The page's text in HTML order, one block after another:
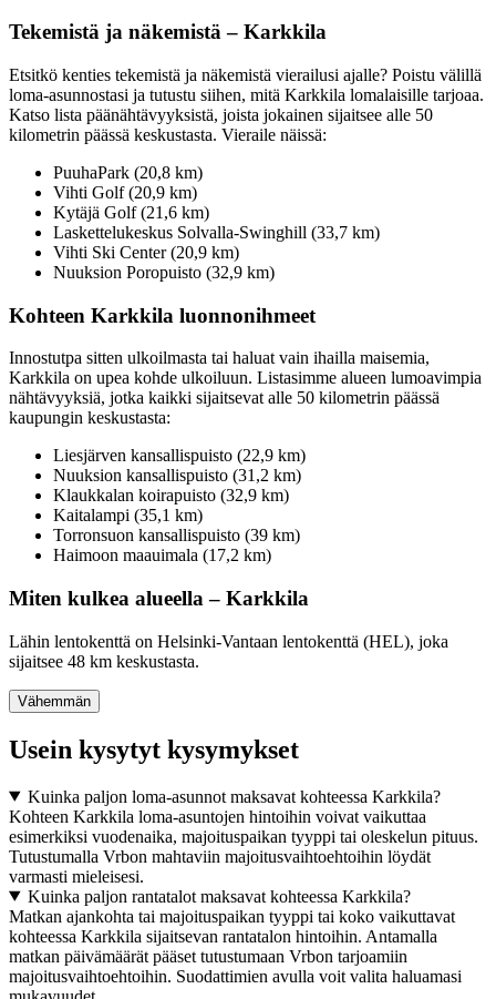
Tekemistä ja näkemistä – Karkkila
Etsitkö kenties tekemistä ja näkemistä vierailusi ajalle? Poistu välillä
loma-asunnostasi ja tutustu siihen, mitä Karkkila lomalaisille tarjoaa.
Katso lista päänähtävyyksistä, joista jokainen sijaitsee alle 50
kilometrin päässä keskustasta. Vieraile näissä:
PuuhaPark (20,8 km)
Vihti Golf (20,9 km)
Kytäjä Golf (21,6 km)
Laskettelukeskus Solvalla-Swinghill (33,7 km)
Vihti Ski Center (20,9 km)
Nuuksion Poropuisto (32,9 km)
Kohteen Karkkila luonnonihmeet
Innostutpa sitten ulkoilmasta tai haluat vain ihailla maisemia,
Karkkila on upea kohde ulkoiluun. Listasimme alueen lumoavimpia
nähtävyyksiä, jotka kaikki sijaitsevat alle 50 kilometrin päässä
kaupungin keskustasta:
Liesjärven kansallispuisto (22,9 km)
Nuuksion kansallispuisto (31,2 km)
Klaukkalan koirapuisto (32,9 km)
Kaitalampi (35,1 km)
Torronsuon kansallispuisto (39 km)
Haimoon maauimala (17,2 km)
Miten kulkea alueella – Karkkila
Lähin lentokenttä on Helsinki-Vantaan lentokenttä (HEL), joka
sijaitsee 48 km keskustasta.
Vähemmän
Usein kysytyt kysymykset
Kuinka paljon loma-asunnot maksavat kohteessa Karkkila?
Kohteen Karkkila loma-asuntojen hintoihin voivat vaikuttaa
esimerkiksi vuodenaika, majoituspaikan tyyppi tai oleskelun pituus.
Tutustumalla Vrbon mahtaviin majoitusvaihtoehtoihin löydät
varmasti mieleisesi.
Kuinka paljon rantatalot maksavat kohteessa Karkkila?
Matkan ajankohta tai majoituspaikan tyyppi tai koko vaikuttavat
kohteessa Karkkila sijaitsevan rantatalon hintoihin. Antamalla
matkan päivämäärät pääset tutustumaan Vrbon tarjoamiin
majoitusvaihtoehtoihin. Suodattimien avulla voit valita haluamasi